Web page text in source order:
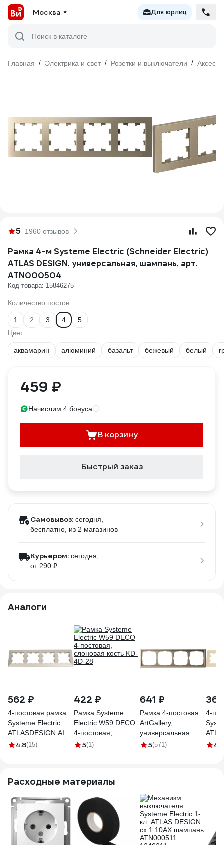
Москва Для юрлиц
Поиск в каталоге
Главная / Электрика и свет / Розетки и выключатели /
5 1960 отзывов
Рамка 4-м Systeme Electric (Schneider Electric)
ATLAS DESIGN, универсальная, шампань, арт.
ATN000504
Код товара: 15846275
Количество постов
1 2 3 4
5
Цвет
аквамарин алюминий базальт бежевый белый
459 ₽
Начислим 4 бонуса
В корзину
Быстрый заказ
Самовывоз: сегодня,
бесплатно , из 2 магазинов
Курьером: сегодня,
от 290 ₽
Аналоги
562 ₽
4-постовая рамка
Systeme Electric
ATLASDESIGN AIR
ШАМПАНЬ/
4.8(15)
422 ₽
Рамка Systeme
Electric W59 DECO
4-постовая,
слоновая кость KD-
5(1)
641 ₽
Рамка 4-постовая
ArtGallery,
универсальная
Systeme Electric
5(571)
4-
4.8
Расходные материалы